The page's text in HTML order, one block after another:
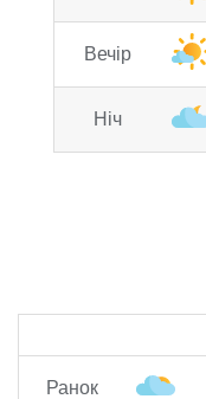
Вечір
Ніч
Ранок